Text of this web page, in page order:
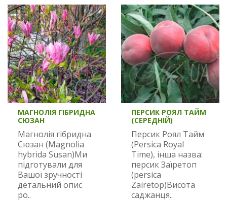
МАГНОЛІЯ ГІБРИДНА
СЮЗАН
Магнолія гібридна
Сюзан (Magnolia
hybrida Susan)Ми
підготували для
Вашої зручності
детальний опис
ро..
ПЕРСИК РОЯЛ ТАЙМ
(СЕРЕДНІЙ)
Персик Роял Тайм
(Persica Royal
Time), інша назва:
персик Заїретоп
(persica
Zairetop)Висота
саджанця..